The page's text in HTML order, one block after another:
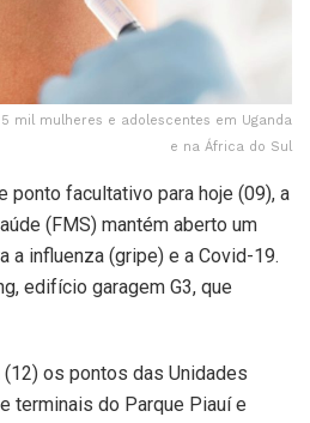
mil mulheres e adolescentes em Uganda
e na África do Sul
ponto facultativo para hoje (09), a
(FMS) mantém aberto um
a influenza (gripe) e a Covid-19.
edifício garagem G3, que
os pontos das Unidades
terminais do Parque Piauí e